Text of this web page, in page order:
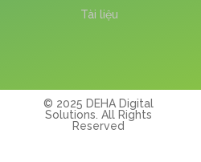
Tài liệu
© 2025 DEHA Digital
Solutions. All Rights
Reserved